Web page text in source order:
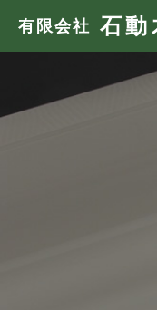
有限会社 石動